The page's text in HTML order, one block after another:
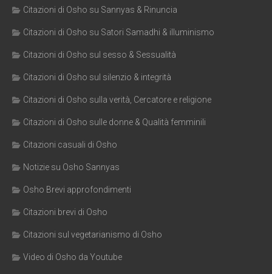
Citazioni di Osho su Sannyas & Rinuncia
Citazioni di Osho su Satori Samadhi & illuminismo
Citazioni di Osho sul sesso & Sessualità
Citazioni di Osho sul silenzio & integrità
Citazioni di Osho sulla verità, Cercatore e religione
Citazioni di Osho sulle donne & Qualità femminili
Citazioni casuali di Osho
Notizie su Osho Sannyas
Osho Brevi approfondimenti
Citazioni brevi di Osho
Citazioni sul vegetarianismo di Osho
Video di Osho da Youtube